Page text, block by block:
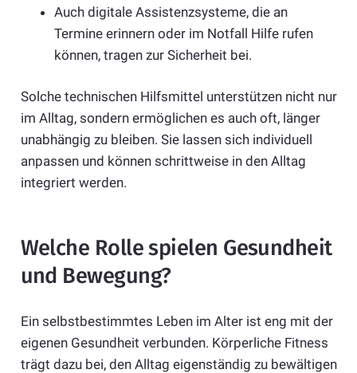
Auch digitale Assistenzsysteme, die an
Termine erinnern oder im Notfall Hilfe rufen
können, tragen zur Sicherheit bei.
Solche technischen Hilfsmittel unterstützen nicht nur
im Alltag, sondern ermöglichen es auch oft, länger
unabhängig zu bleiben. Sie lassen sich individuell
anpassen und können schrittweise in den Alltag
integriert werden.
Welche Rolle spielen Gesundheit
und Bewegung?
Ein selbstbestimmtes Leben im Alter ist eng mit der
eigenen Gesundheit verbunden. Körperliche Fitness
trägt dazu bei, den Alltag eigenständig zu bewältigen